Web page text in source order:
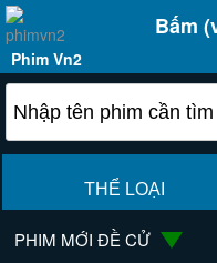
Bấm
Phim Vn2
THỂ LOẠI
PHIM MỚI ĐỀ CỬ